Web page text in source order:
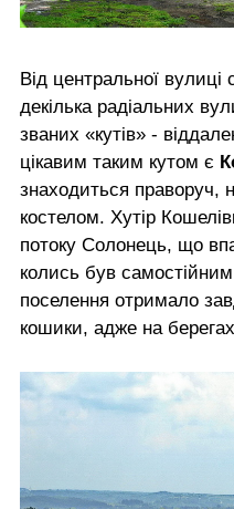
Від центральної вулиці
декілька радіальних
званих «кутів» -
цікавим таким кутом є
знаходиться праворуч,
костелом. Хутір
потоку Солонець, що
колись був
поселення отримало
кошики, адже на